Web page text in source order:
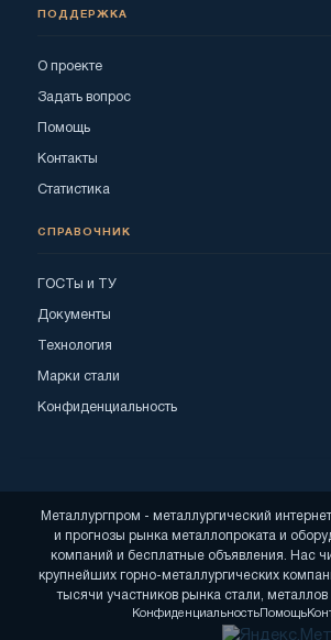
ПОДДЕРЖКА
О проекте
Задать вопрос
Помощь
Контакты
Статистика
СПРАВОЧНИК
ГОСТы и ТУ
Документы
Технология
Марки стали
Конфиденциальность
Металлургпром - металлургический
и прогнозы рынка металлопроката и
компаний и бесплатные объявления. Нас
крупнейших горно-металлургических
тысячи участников рынка стали,
КонфиденциальностьПомощь